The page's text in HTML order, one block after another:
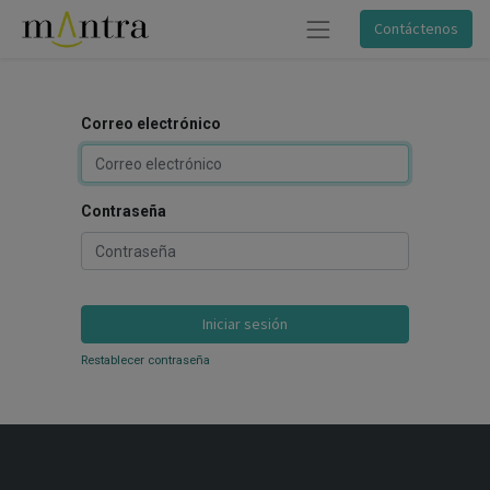
Contáctenos
Correo electrónico
Contraseña
Iniciar sesión
Restablecer contraseña